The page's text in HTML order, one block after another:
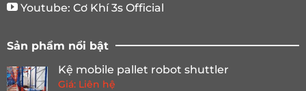
Youtube: Cơ Khí 3s Official
Sản phẩm nổi bật
Kệ mobile pallet robot shuttler
Giá: Liên hệ